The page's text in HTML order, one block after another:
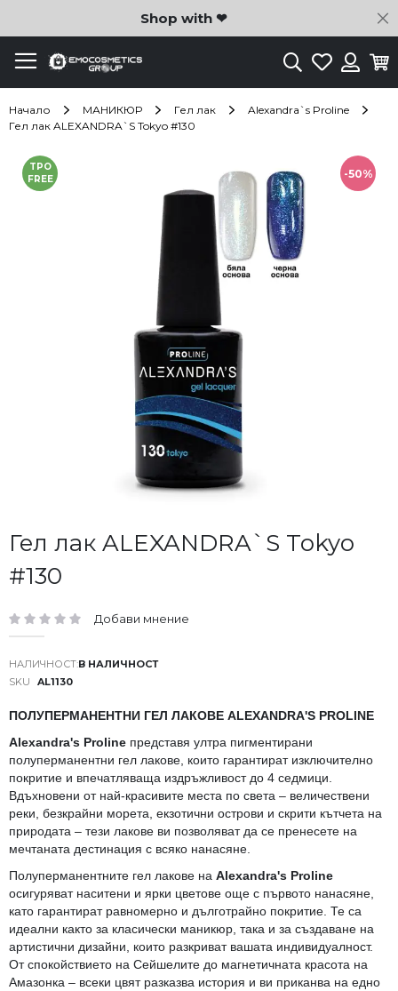
Shop with ❤
ТърсенеЛюбими
Начало МАНИКЮР Гел лак
Alexandra`s Proline
Гел лак ALEXANDRA`S Tokyo #130
Гел лак ALEXANDRA`S Tokyo
#130
рейтинг: Добави мнение
В НАЛИЧНОСТ
SKU
AL1130
ПОЛУПЕРМАНЕНТНИ ГЕЛ ЛАКОВЕ ALEXANDRA'S PROLINE
Alexandra's Proline представя ултра пигментирани
полуперманентни гел лакове, които гарантират изключително
покритие и впечатляваща издръжливост до 4 седмици.
Вдъхновени от най-красивите места по света – величествени
реки, безкрайни морета, екзотични острови и скрити кътчета на
природата – тези лакове ви позволяват да се пренесете на
мечтаната дестинация с всяко нанасяне.
Полуперманентните гел лакове на Alexandra's Proline
осигуряват наситени и ярки цветове още с първото нанасяне,
като гарантират равномерно и дълготрайно покритие. Те са
идеални както за класически маникюр, така и за създаване на
артистични дизайни, които разкриват вашата индивидуалност.
От спокойствието на Сейшелите до магнетичната красота на
Амазонка – всеки цвят разказва история и ви приканва на едно
-50%
TPO
FREE
Преминете
към
края
Преминете
към
началото
на
със
снимки